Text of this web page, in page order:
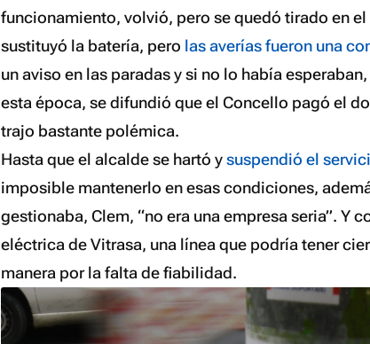
funcionamiento, volvió, pero se quedó tirado en
sustituyó la batería, pero las averías fueron una
un aviso en las paradas y si no lo había
esta época, se difundió que el Concello pagó el
trajo bastante polémica.
Hasta que el alcalde se hartó ysuspendió el
imposible mantenerlo en esas condiciones,
gestionaba, Clem, “no era una empresa seria”. Y
eléctrica de Vitrasa, una línea que podría tener
manera por la falta de fiabilidad.